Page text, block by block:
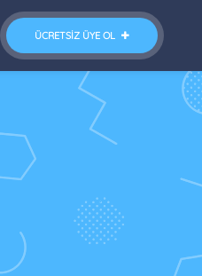
ÜCRETSIZ ÜYE OL